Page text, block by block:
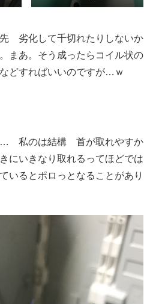
劣化して千切れたりしないか
まあ。そう成ったらコイル状の
どすればいいのですが…ｗ
… 私のは結構 首が取れやすか
にいきなり取れるってほどでは
いるとポロっとなることがあり